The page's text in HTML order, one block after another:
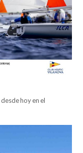
hoy en el